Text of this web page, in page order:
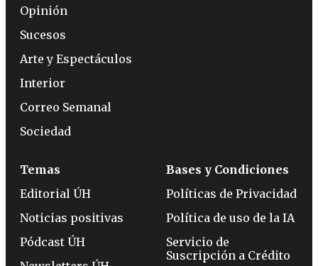
Opinión
Sucesos
Arte y Espectáculos
Interior
Correo Semanal
Sociedad
Temas
Editorial ÚH
Noticias positivas
Pódcast ÚH
Bases y Condiciones
Políticas de Privacidad
Política de uso de la IA
Servicio de
Suscripción a Crédito